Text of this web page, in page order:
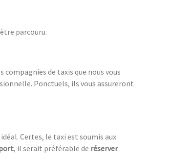
parcouru.
compagnies de taxis que nous vous
Ponctuels, ils vous assureront
idéal. Certes, le taxi est soumis aux
, il serait préférable de réserver